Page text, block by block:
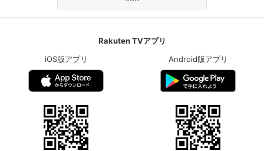
Rakuten TVアプリ
iOS版アプリ
Android版アプリ